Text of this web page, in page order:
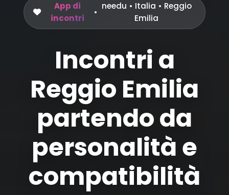
App di
incontri
•
needu • Italia • Reggio
Emilia
Incontri a
Reggio Emilia
partendo da
personalità e
compatibilità